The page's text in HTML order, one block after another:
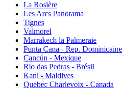
La Rosière
Les Arcs Panorama
Tignes
Valmorel
Marrakech la Palmeraie
Punta Cana - Rep. Dominicaine
Cancún - Mexique
Rio das Pedras - Brésil
Kani - Maldives
Quebec Charlevoix - Canada